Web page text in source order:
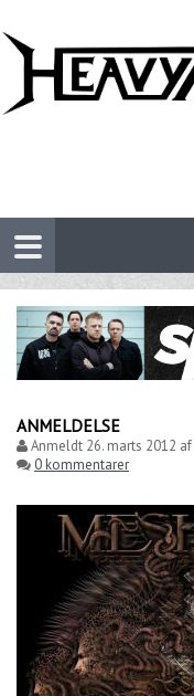
ANMELDELSE
Anmeldt 26. marts 2012 af
0 kommentarer